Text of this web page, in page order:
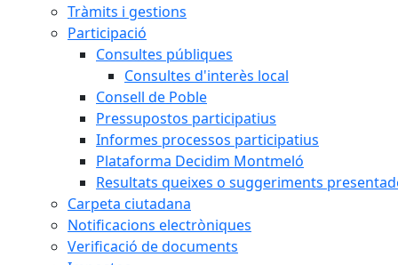
Tràmits i gestions
Participació
Consultes públiques
Consultes d'interès local
Consell de Poble
Pressupostos participatius
Informes processos participatius
Plataforma Decidim Montmeló
Resultats queixes o suggeriments
Carpeta ciutadana
Notificacions electròniques
Verificació de documents